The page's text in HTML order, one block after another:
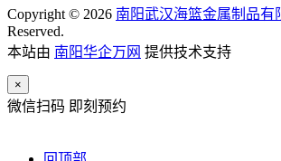
Copyright © 2026 南阳武汉海篮金属制品有
Reserved.
本站由 南阳华企万网 提供技术支持
×
微信扫码 即刻预约